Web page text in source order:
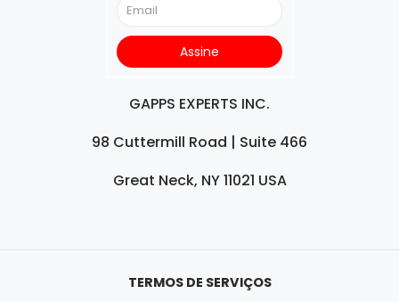
GAPPS EXPERTS INC.
98 Cuttermill Road | Suite 466
Great Neck, NY 11021 USA
TERMOS DE SERVIÇOS